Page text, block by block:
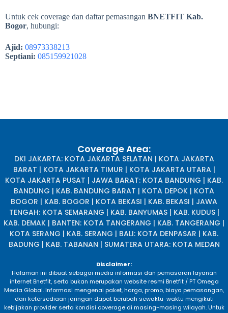
Untuk cek coverage dan daftar pemasangan BNETFIT Kab.
Bogor, hubungi:
Ajid: 08973338213
Septiani: 085159921028
Coverage Area:
DKI JAKARTA: KOTA JAKARTA SELATAN | KOTA JAKARTA
BARAT | KOTA JAKARTA TIMUR | KOTA JAKARTA UTARA |
KOTA JAKARTA PUSAT | JAWA BARAT: KOTA BANDUNG | KAB.
BANDUNG | KAB. BANDUNG BARAT | KOTA DEPOK | KOTA
BOGOR | KAB. BOGOR | KOTA BEKASI | KAB. BEKASI | JAWA
TENGAH: KOTA SEMARANG | KAB. BANYUMAS | KAB. KUDUS |
KAB. DEMAK | BANTEN: KOTA TANGERANG | KAB. TANGERANG |
KOTA SERANG | KAB. SERANG | BALI: KOTA DENPASAR | KAB.
BADUNG | KAB. TABANAN | SUMATERA UTARA: KOTA MEDAN
Disclaimer:
Halaman ini dibuat sebagai media informasi dan pemasaran layanan
internet Bnetfit, serta bukan merupakan website resmi Bnetfit / PT Omega
Media Global. Informasi mengenai paket, harga, promo, biaya pemasangan,
dan ketersediaan jaringan dapat berubah sewaktu-waktu mengikuti
kebijakan provider serta kondisi coverage di masing-masing wilayah. Untuk